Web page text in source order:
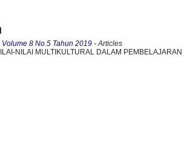
8 No.5 Tahun 2019 - Articles
NILAI MULTIKULTURAL DALAM